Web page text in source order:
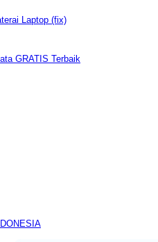
Laptop (fix)
GRATIS Terbaik